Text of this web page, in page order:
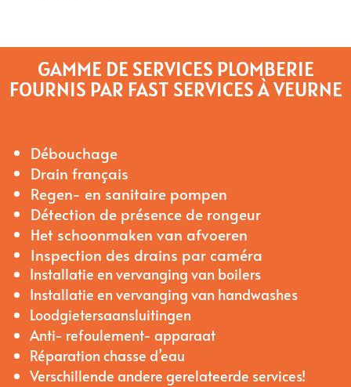
GAMME DE SERVICES PLOMBERIE
FOURNIS PAR FAST SERVICES À VEURNE
Débouchage
Drain français
Regen- en sanitaire pompen
Détection de présence de rongeur
Het schoonmaken van afvoeren
Inspection des drains par caméra
Installatie en vervanging van boilers
Installatie en vervanging van handwashes
Loodgietersaansluitingen
Anti- refoulement- apparaat
Réparation chasse d’eau
Verschillende andere gerelateerde services!